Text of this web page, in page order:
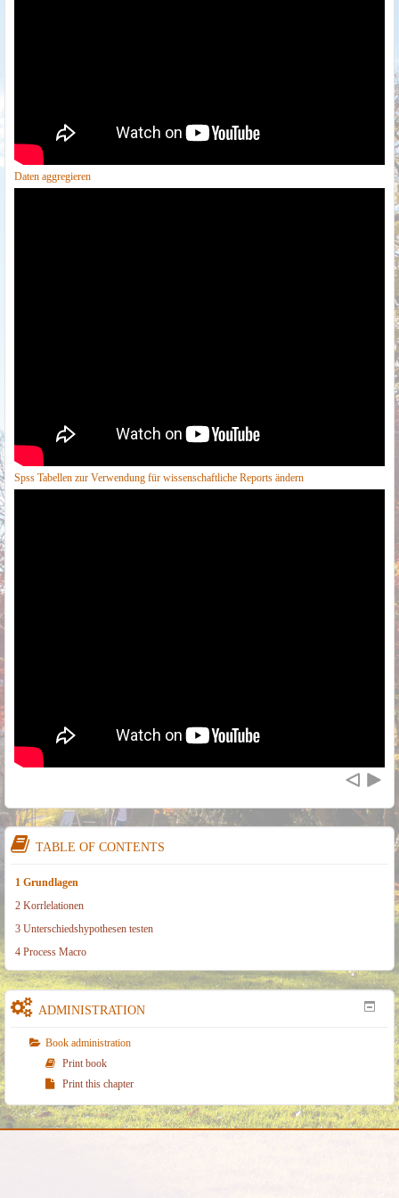
Daten aggregieren
Spss Tabellen zur Verwendung für wissenschaftliche Reports ändern
TABLE OF CONTENTS
1 Grundlagen
2 Korrlelationen
3 Unterschiedshypothesen testen
4 Process Macro
ADMINISTRATION
Book administration
Print book
Print this chapter